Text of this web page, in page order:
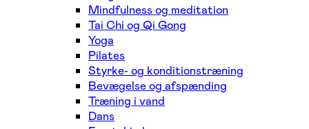
Mindfulness og meditation
Tai Chi og Qi Gong
Yoga
Pilates
Styrke- og konditionstræning
Bevægelse og afspænding
Træning i vand
Dans